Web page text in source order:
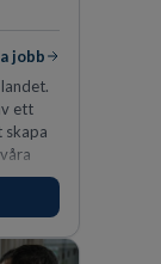
jobb
ett
skapa